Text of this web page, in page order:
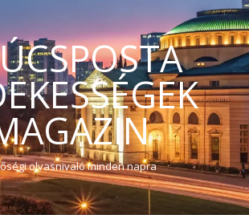
olvasnivaló minden napra